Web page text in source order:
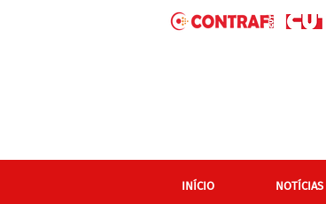
INÍCIO NOTÍCIAS